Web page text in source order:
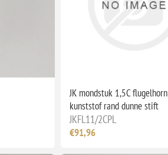
JK mondstuk 1,5C flugelhorn
kunststof rand dunne stift
JKFL11/2CPL
€91,96